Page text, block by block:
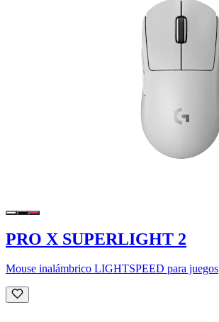
PRO X SUPERLIGHT 2
Mouse inalámbrico LIGHTSPEED para juegos